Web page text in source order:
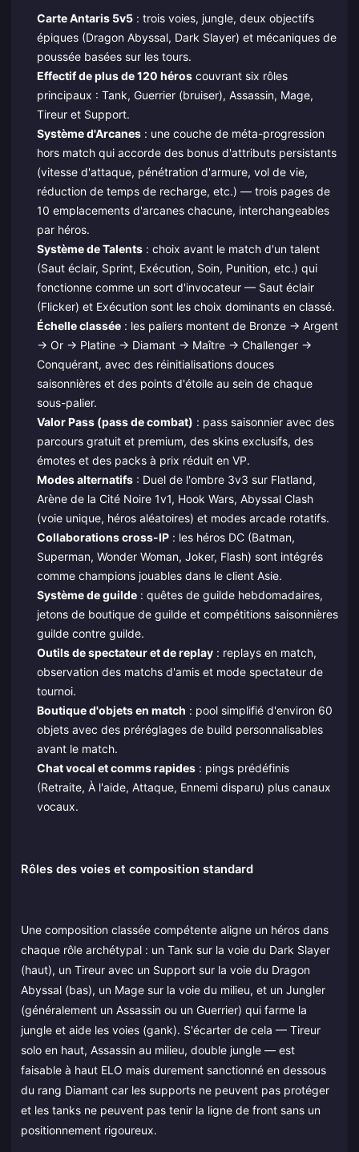
Carte Antaris 5v5: trois voies, jungle, deux objectifs
épiques (Dragon Abyssal, Dark Slayer) et mécaniques de
poussée basées sur les tours.
Effectif de plus de 120 héroscouvrant six rôles
principaux : Tank, Guerrier (bruiser), Assassin, Mage,
Tireur et Support.
Système d'Arcanes: une couche de méta-progression
hors match qui accorde des bonus d'attributs persistants
(vitesse d'attaque, pénétration d'armure, vol de vie,
réduction de temps de recharge, etc.) — trois pages de
10 emplacements d'arcanes chacune, interchangeables
par héros.
Système de Talents: choix avant le match d'un talent
(Saut éclair, Sprint, Exécution, Soin, Punition, etc.) qui
fonctionne comme un sort d'invocateur — Saut éclair
(Flicker) et Exécution sont les choix dominants en classé.
Échelle classée: les paliers montent de Bronze → Argent
→ Or → Platine → Diamant → Maître → Challenger →
Conquérant, avec des réinitialisations douces
saisonnières et des points d'étoile au sein de chaque
sous-palier.
Valor Pass (pass de combat) : pass saisonnier avec des
parcours gratuit et premium, des skins exclusifs, des
émotes et des packs à prix réduit en VP.
Modes alternatifs: Duel de l'ombre 3v3 sur Flatland,
Arène de la Cité Noire 1v1, Hook Wars, Abyssal Clash
(voie unique, héros aléatoires) et modes arcade rotatifs.
Collaborations cross-IP: les héros DC (Batman,
Superman, Wonder Woman, Joker, Flash) sont intégrés
comme champions jouables dans le client Asie.
Système de guilde: quêtes de guilde hebdomadaires,
jetons de boutique de guilde et compétitions saisonnières
guilde contre guilde.
Outils de spectateur et de replay: replays en match,
observation des matchs d'amis et mode spectateur de
tournoi.
Boutique d'objets en match : pool simplifié d'environ 60
objets avec des préréglages de build personnalisables
avant le match.
Chat vocal et comms rapides: pings prédéfinis
(Retraite, À l'aide, Attaque, Ennemi disparu) plus canaux
vocaux.
Rôles des voies et composition standard
Une composition classée compétente aligne un héros dans
chaque rôle archétypal : un Tank sur la voie du Dark Slayer
(haut), un Tireur avec un Support sur la voie du Dragon
Abyssal (bas), un Mage sur la voie du milieu, et un Jungler
(généralement un Assassin ou un Guerrier) qui farme la
jungle et aide les voies (gank). S'écarter de cela — Tireur
solo en haut, Assassin au milieu, double jungle — est
faisable à haut ELO mais durement sanctionné en dessous
du rang Diamant car les supports ne peuvent pas protéger
et les tanks ne peuvent pas tenir la ligne de front sans un
positionnement rigoureux.